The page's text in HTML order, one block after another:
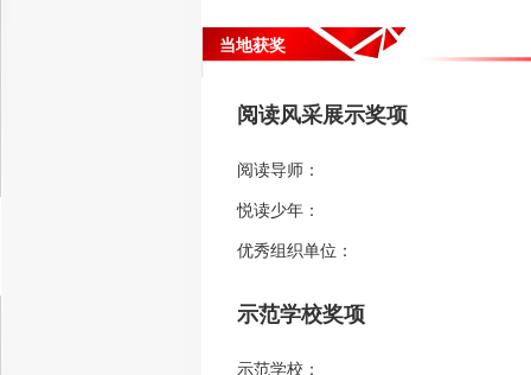
当地获奖
阅读风采展示奖项
阅读导师：
悦读少年：
优秀组织单位：
示范学校奖项
示范学校：